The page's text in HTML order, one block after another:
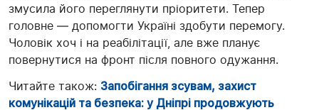
змусила його переглянути пріоритети. Тепер
головне — допомогти Україні здобути перемогу.
Чоловік хоч і на реабілітації, але вже планує
повернутися на фронт після повного одужання.
Читайте також: Запобігання зсувам, захист
комунікацій та безпека: у Дніпрі продовжують